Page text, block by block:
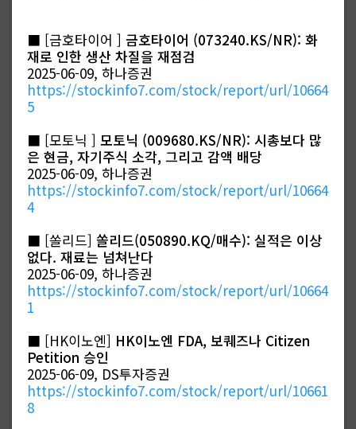
■ [금호타이어 ] 금호타이어 (073240.KS/NR): 화
재로 인한 생산 차질을 재점검
2025-06-09, 하나증권
https://stockinfo7.com/stock/report/url/10664
5
■ [모토닉 ] 모토닉 (009680.KS/NR): 시총보다 많
은 현금, 자기주식 소각, 그리고 감액 배당
2025-06-09, 하나증권
https://stockinfo7.com/stock/report/url/10664
4
■ [쏠리드] 쏠리드(050890.KQ/매수): 실적은 이상
없다. 재료는 넘쳐난다
2025-06-09, 하나증권
https://stockinfo7.com/stock/report/url/10664
1
■ [HK이노엔] HK이노엔 FDA, 보퀘즈나 Citizen
Petition 승인
2025-06-09, DS투자증권
https://stockinfo7.com/stock/report/url/10661
8